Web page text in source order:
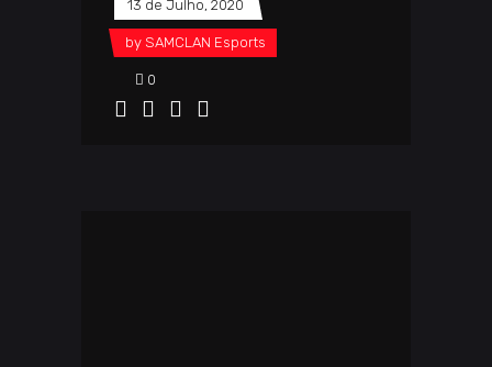
13 de Julho, 2020
by SAMCLAN Esports
0